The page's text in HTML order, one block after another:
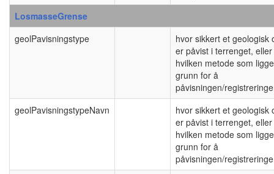
LosmasseGrense
geolPavisningstype
hvor sikkert et geologisk
er påvist i terrenget, eller
hvilken metode som
grunn for å
påvisningen/
geolPavisningstypeNavn
hvor sikkert et geologisk
er påvist i terrenget, eller
hvilken metode som
grunn for å
påvisningen/